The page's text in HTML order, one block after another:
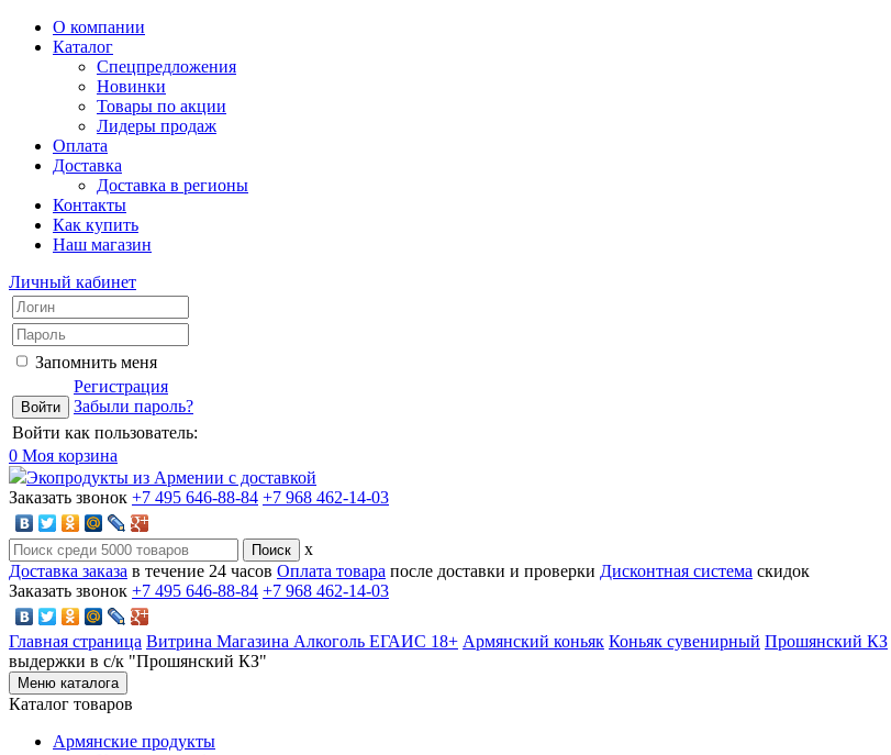
О компании
Каталог
Спецпредложения
Новинки
Товары по акции
Лидеры продаж
Оплата
Доставка
Доставка в регионы
Контакты
Как купить
Наш магазин
Личный кабинет
Запомнить меня
Регистрация
Забыли пароль?
Войти как пользователь:
0 Моя корзина
Экопродукты из Армении с доставкой
Заказать звонок +7 495 646-88-84 +7 968 462-14-03
x
Доставка заказа в течение 24 часов Оплата товара после доставки и проверки Дисконтная система скидок
Заказать звонок +7 495 646-88-84 +7 968 462-14-03
Главная страница Витрина Магазина Алкоголь ЕГАИС 18+ Армянский коньяк Коньяк сувенирный Прошянский КЗ
выдержки в с/к "Прошянский КЗ"
Меню каталога
Каталог товаров
Армянские продукты